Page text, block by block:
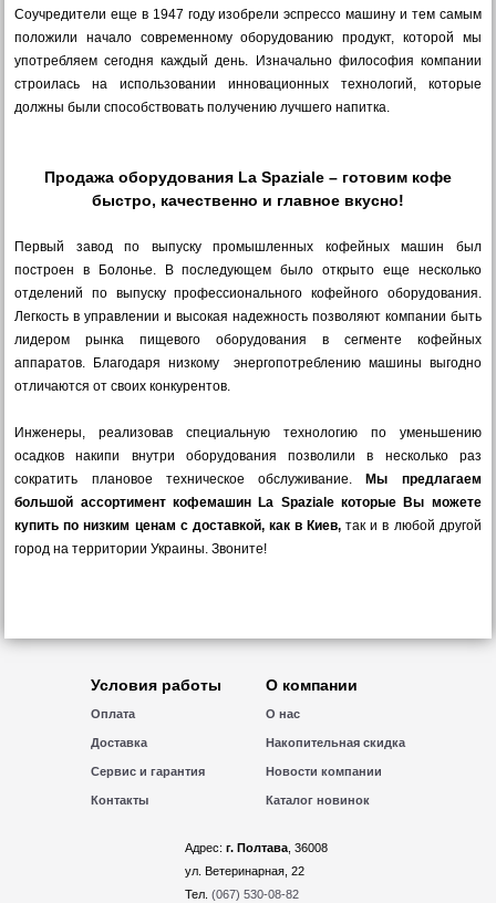
Соучредители еще в 1947 году изобрели эспрессо машину и тем самым
положили начало современному оборудованию продукт, которой мы
употребляем сегодня каждый день. Изначально философия компании
строилась на использовании инновационных технологий, которые
должны были способствовать получению лучшего напитка.
Продажа оборудования La Spaziale – готовим кофе
быстро, качественно и главное вкусно!
Первый завод по выпуску промышленных кофейных машин был
построен в Болонье. В последующем было открыто еще несколько
отделений по выпуску профессионального кофейного оборудования.
Легкость в управлении и высокая надежность позволяют компании быть
лидером рынка пищевого оборудования в сегменте кофейных
аппаратов. Благодаря низкому энергопотреблению машины выгодно
отличаются от своих конкурентов.
Инженеры, реализовав специальную технологию по уменьшению
осадков накипи внутри оборудования позволили в несколько раз
сократить плановое техническое обслуживание.
Мы предлагаем
большой ассортимент кофемашин La Spaziale которые Вы можете
купить по низким ценам с доставкой, как в Киев, так и в любой другой
город на территории Украины. Звоните!
Условия работы
Оплата
Доставка
Сервис и гарантия
Контакты
О компании
О нас
Накопительная скидка
Новости компании
Каталог новинок
Адрес: г. Полтава, 36008
ул. Ветеринарная, 22
Тел. (067) 530-08-82